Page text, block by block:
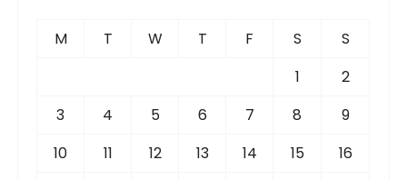
M T W T F S
S
1
2
3
4 5 6 7 8
9
10
11 12 13 14 15
16